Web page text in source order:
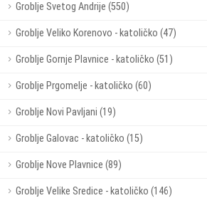
Groblje Svetog Andrije (550)
Groblje Veliko Korenovo - katoličko (47)
Groblje Gornje Plavnice - katoličko (51)
Groblje Prgomelje - katoličko (60)
Groblje Novi Pavljani (19)
Groblje Galovac - katoličko (15)
Groblje Nove Plavnice (89)
Groblje Velike Sredice - katoličko (146)